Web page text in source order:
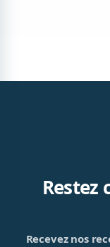
Restez
Recevez nos